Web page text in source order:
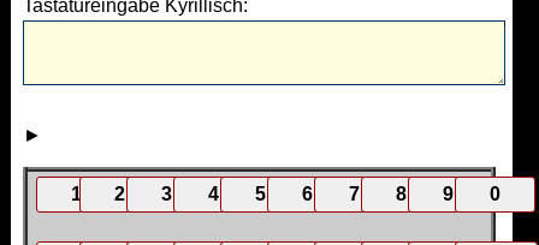
Tastatureingabe Kyrillisch:
►